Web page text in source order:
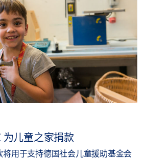
为儿童之家捐款
将用于支持德国社会儿童援助基金会